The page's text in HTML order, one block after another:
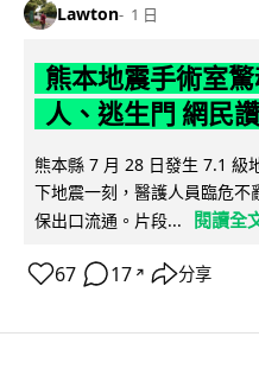
Lawton 1 日
熊本地震手術室
人、逃生門 網民
熊本縣 7 月 28 日發生 7.1 級
下地震一刻，醫護人員臨危不
保出口流通。片段...
閱讀全
67 17 ↗ 分享